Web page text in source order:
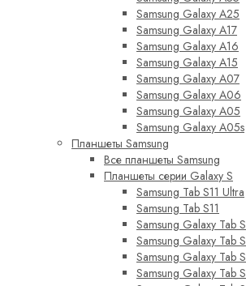
Samsung Galaxy A25
Samsung Galaxy A17
Samsung Galaxy A16
Samsung Galaxy A15
Samsung Galaxy A07
Samsung Galaxy A06
Samsung Galaxy A05
Samsung Galaxy A05s
Планшеты Samsung
Все планшеты Samsung
Планшеты серии Galaxy S
Samsung Tab S11 Ultra
Samsung Tab S11
Samsung Galaxy Tab
Samsung Galaxy Tab
Samsung Galaxy Tab
Samsung Galaxy Tab